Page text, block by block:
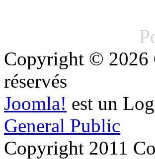
Copyright © 2026
réservés
Joomla! est un
General Public
Copyright 2011